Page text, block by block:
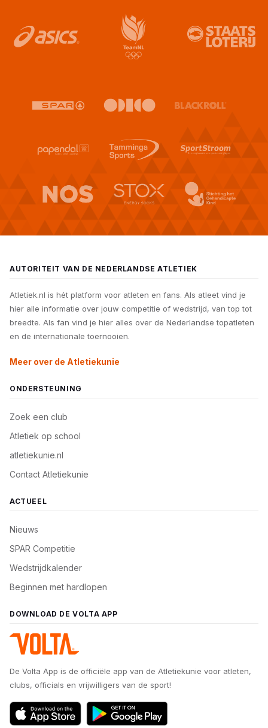
AUTORITEIT VAN DE NEDERLANDSE ATLETIEK
Atletiek.nl is hét platform voor atleten en fans. Als atleet vind je
hier alle informatie over jouw competitie of wedstrijd, van top tot
breedte. Als fan vind je hier alles over de Nederlandse topatleten
en de internationale toernooien.
Meer over de Atletiekunie
ONDERSTEUNING
Zoek een club
Atletiek op school
atletiekunie.nl
Contact Atletiekunie
ACTUEEL
Nieuws
SPAR Competitie
Wedstrijdkalender
Beginnen met hardlopen
DOWNLOAD DE VOLTA APP
De Volta App is de officiële app van de Atletiekunie voor atleten,
clubs, officials en vrijwilligers van de sport!